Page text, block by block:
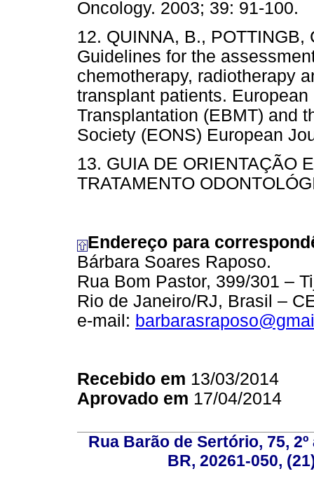
Oncology. 2003; 39: 91-100.
12. QUINNA, B.,
Guidelines for the
chemotherapy, radiotherapy
transplant patients.
Transplantation (EBMT) and
Society (EONS) European
13. GUIA DE ORIENTAÇÃO
TRATAMENTO
Endereço para
Bárbara Soares Raposo.
Rua Bom Pastor, 399/301 –
Rio de Janeiro/RJ, Brasil –
e-mail:
Recebido em 13/03/2014
Aprovado em 17/04/2014
Rua Barão de Sertório, 75,
BR, 20261-050,